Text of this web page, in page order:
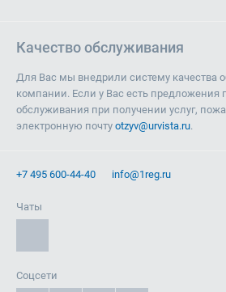
Качество обслуживания
Для Вас мы внедрили систему качества
компании. Если у Вас есть
обслуживания при получении услуг,
электронную почту otzyv@urvista.ru.
+7 495 600-44-40 info@1reg.ru
Чаты
Соцсети